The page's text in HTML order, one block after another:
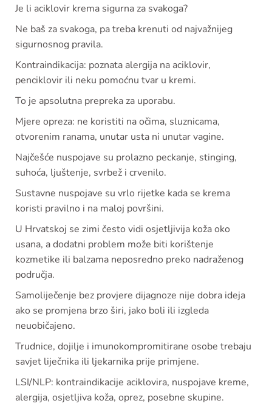
Je li aciklovir krema sigurna za svakoga?
Ne baš za svakoga, pa treba krenuti od najvažnijeg
sigurnosnog pravila.
Kontraindikacija: poznata alergija na aciklovir,
penciklovir ili neku pomoćnu tvar u kremi.
To je apsolutna prepreka za uporabu.
Mjere opreza: ne koristiti na očima, sluznicama,
otvorenim ranama, unutar usta ni unutar vagine.
Najčešće nuspojave su prolazno peckanje, stinging,
suhoća, ljuštenje, svrbež i crvenilo.
Sustavne nuspojave su vrlo rijetke kada se krema
koristi pravilno i na maloj površini.
U Hrvatskoj se zimi često vidi osjetljivija koža oko
usana, a dodatni problem može biti korištenje
kozmetike ili balzama neposredno preko nadraženog
područja.
Samoliječenje bez provjere dijagnoze nije dobra ideja
ako se promjena brzo širi, jako boli ili izgleda
neuobičajeno.
Trudnice, dojilje i imunokompromitirane osobe trebaju
savjet liječnika ili ljekarnika prije primjene.
LSI/NLP: kontraindikacije aciklovira, nuspojave kreme,
alergija, osjetljiva koža, oprez, posebne skupine.